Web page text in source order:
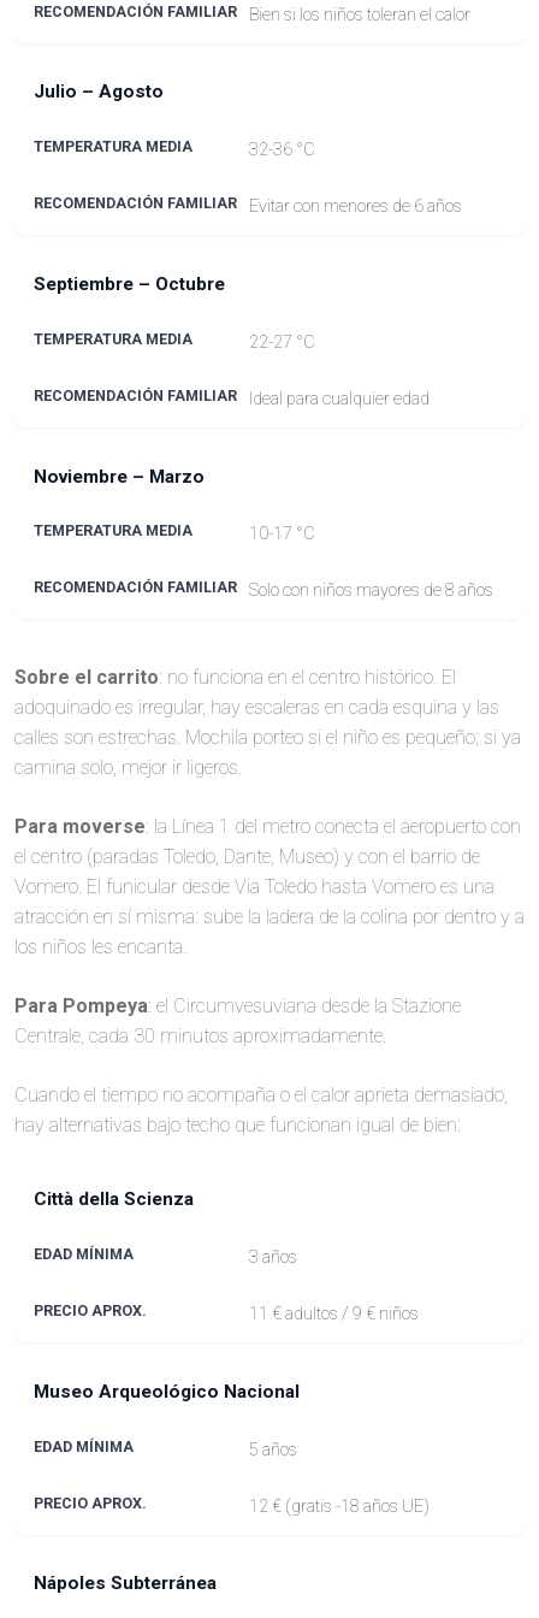
Bien si los niños toleran el calor
Julio – Agosto
32-36 °C
Evitar con menores de 6 años
Septiembre – Octubre
22-27 °C
Ideal para cualquier edad
Noviembre – Marzo
10-17 °C
Solo con niños mayores de 8 años
Sobre el carrito: no funciona en el centro histórico. El
adoquinado es irregular, hay escaleras en cada esquina y las
calles son estrechas. Mochila porteo si el niño es pequeño; si ya
camina solo, mejor ir ligeros.
Para moverse: la Línea 1 del metro conecta el aeropuerto con
el centro (paradas Toledo, Dante, Museo) y con el barrio de
Vomero. El funicular desde Via Toledo hasta Vomero es una
atracción en sí misma: sube la ladera de la colina por dentro y a
los niños les encanta.
Para Pompeya: el Circumvesuviana desde la Stazione
Centrale, cada 30 minutos aproximadamente.
Cuando el tiempo no acompaña o el calor aprieta demasiado,
hay alternativas bajo techo que funcionan igual de bien:
Città della Scienza
3 años
11 € adultos / 9 € niños
Museo Arqueológico Nacional
5 años
12 € (gratis -18 años UE)
Nápoles Subterránea